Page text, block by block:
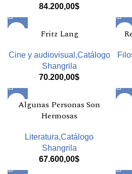
84.200,00$
Fritz Lang
Cine y audiovisual,Catálogo
Shangrila
70.200,00$
Algunas Personas Son
Hermosas
Literatura,Catálogo
Shangrila
67.600,00$